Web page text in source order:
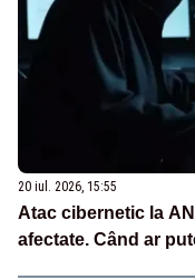
20 iul. 2026, 15:55
Atac cibernetic la
afectate. Când ar